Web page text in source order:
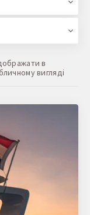
в
вигляді